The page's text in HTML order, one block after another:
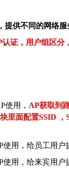
提供不同的网络服
证，用户组区
使用， AP获取到
里面配置SSID
用，给员工用户
用，给来宾用户